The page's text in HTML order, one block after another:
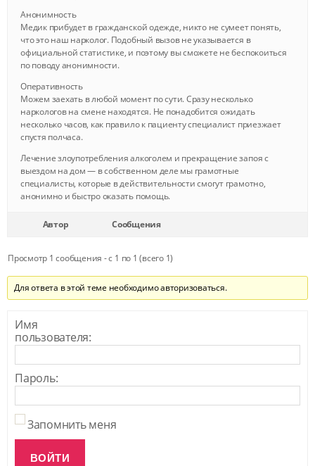
Анонимность
Медик прибудет в гражданской одежде, никто не сумеет понять,
что это наш нарколог. Подобный вызов не указывается в
официальной статистике, и поэтому вы сможете не беспокоиться
по поводу анонимности.
Оперативность
Можем заехать в любой момент по сути. Сразу несколько
наркологов на смене находятся. Не понадобится ожидать
несколько часов, как правило к пациенту специалист приезжает
спустя полчаса.
Лечение злоупотребления алкоголем и прекращение запоя с
выездом на дом — в собственном деле мы грамотные
специалисты, которые в действительности смогут грамотно,
анонимно и быстро оказать помощь.
Автор Сообщения
Просмотр 1 сообщения - с 1 по 1 (всего 1)
Для ответа в этой теме необходимо авторизоваться.
Имя
пользователя:
Пароль:
Запомнить меня
ВОЙТИ